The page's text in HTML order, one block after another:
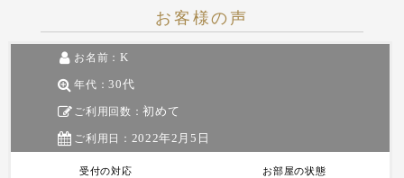
お客様の声
お名前： K
年代：30代
ご利用回数：初めて
ご利用日： 2022年2月5日
受付の対応 お部屋の状態